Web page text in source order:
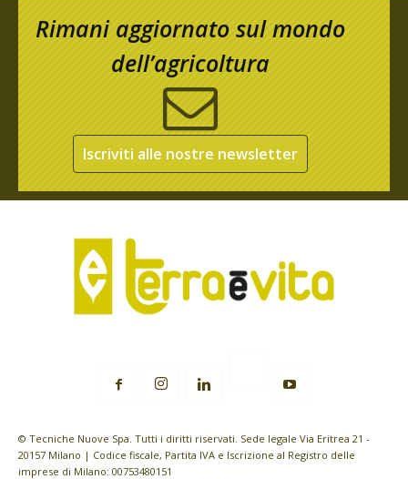
Rimani aggiornato sul mondo
dell’agricoltura
Iscriviti alle nostre newsletter
© Tecniche Nuove Spa. Tutti i diritti riservati. Sede legale Via Eritrea 21 -
20157 Milano | Codice fiscale, Partita IVA e Iscrizione al Registro delle
imprese di Milano: 00753480151